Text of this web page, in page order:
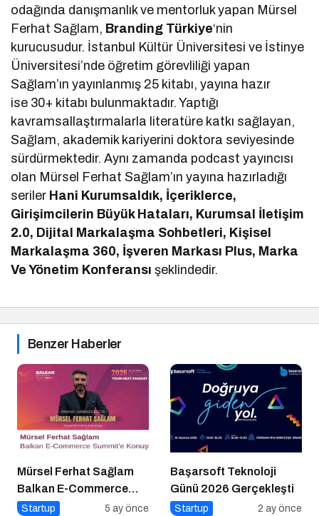
odağında danışmanlık ve mentorluk yapan Mürsel
Ferhat Sağlam, Branding Türkiye‘nin
kurucusudur. İstanbul Kültür Üniversitesi ve İstinye
Üniversitesi’nde öğretim görevliliği yapan
Sağlam’ın yayınlanmış 25 kitabı, yayına hazır
ise 30+ kitabı bulunmaktadır. Yaptığı
kavramsallaştırmalarla literatüre katkı sağlayan,
Sağlam, akademik kariyerini doktora seviyesinde
sürdürmektedir. Aynı zamanda podcast yayıncısı
olan Mürsel Ferhat Sağlam’ın yayına hazırladığı
seriler Hani Kurumsaldık, İçeriklerce,
Girişimcilerin Büyük Hataları, Kurumsal İletişim
2.0, Dijital Markalaşma Sohbetleri, Kişisel
Markalaşma 360, İşveren Markası Plus, Marka
Ve Yönetim Konferansı şeklindedir.
Benzer Haberler
Mürsel Ferhat Sağlam
Balkan E-Commerce
Summit’e Konuştu
Startup 5 ay önce
Başarsoft Teknoloji
Günü 2026 Gerçekleşti
Startup 2 ay önce